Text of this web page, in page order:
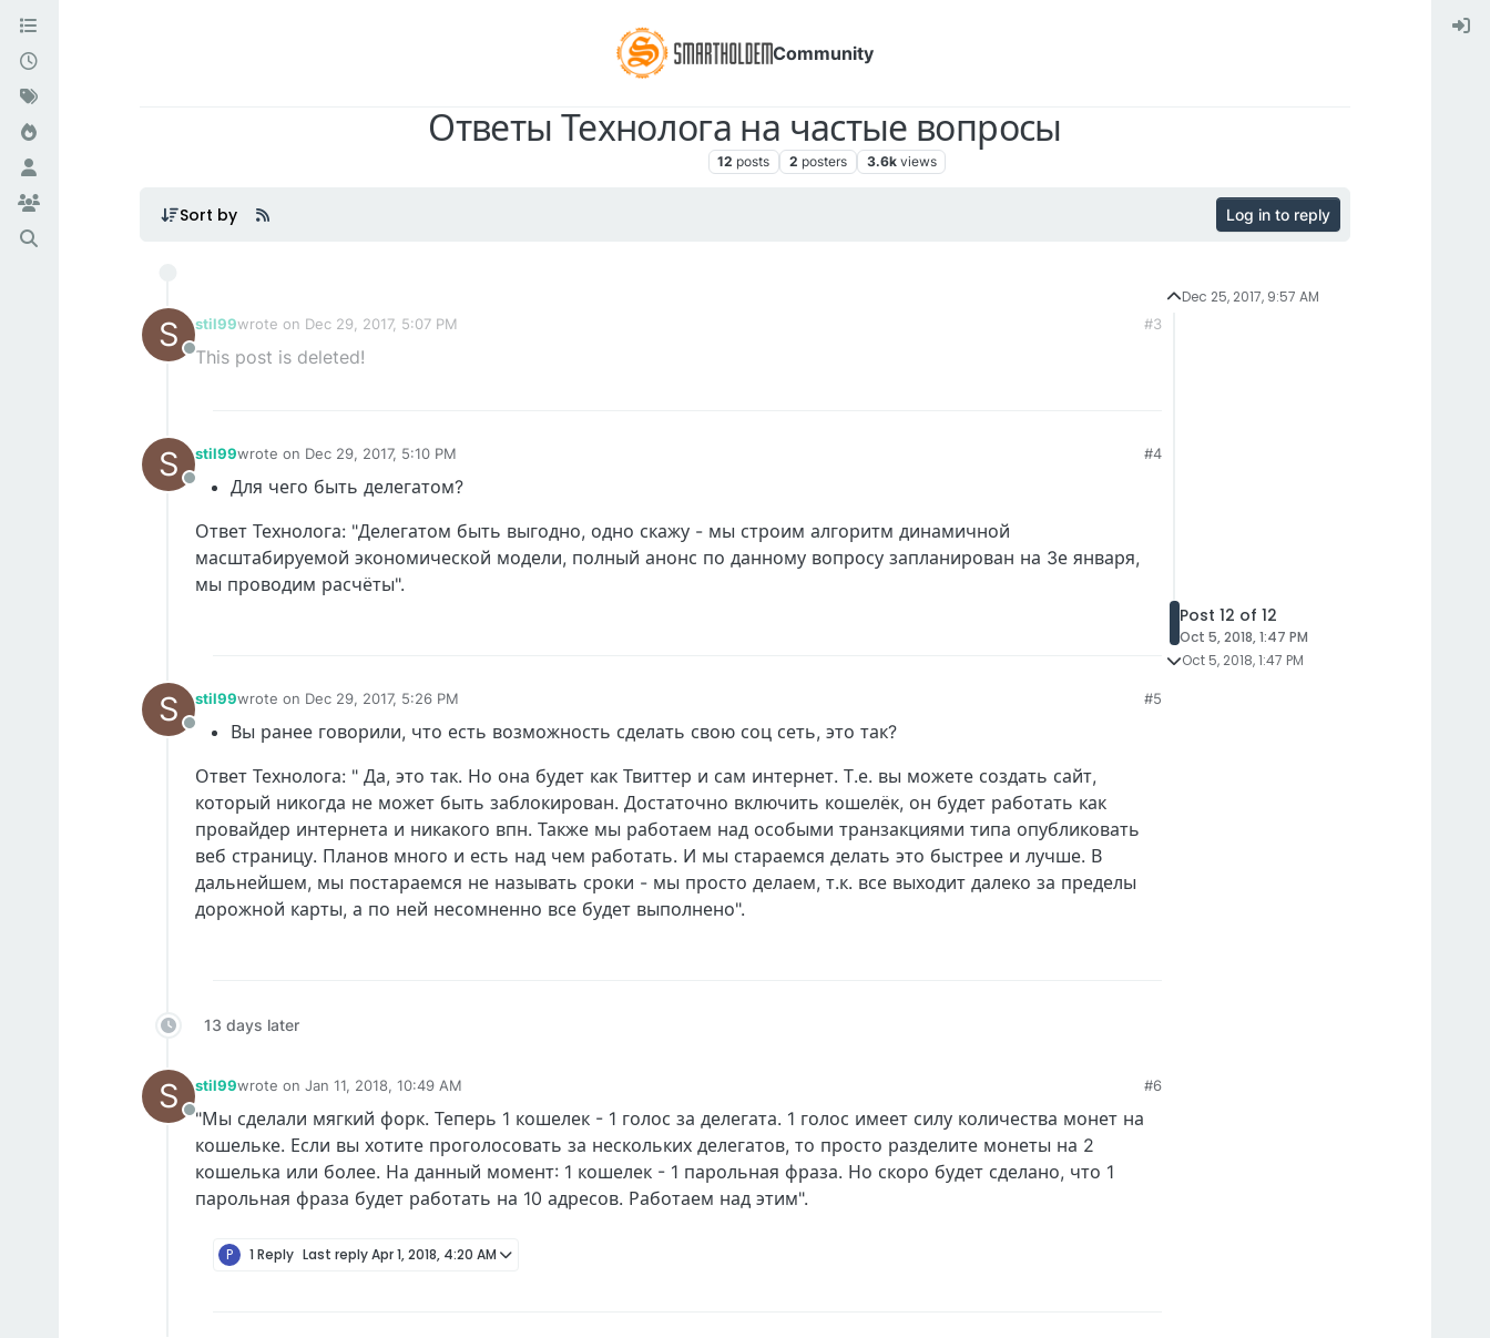
Community
Ответы Технолога на частые вопросы
12 posts 2 posters 3.6k views
Sort by Log in to reply
S
Offline
stil99wrote on Dec 29, 2017, 5:07 PM
last edited by
#3
This post is deleted!
S
Offline
stil99wrote on Dec 29, 2017, 5:10 PM
last edited by
#4
Для чего быть делегатом?
Ответ Технолога: "Делегатом быть выгодно, одно скажу - мы строим алгоритм динамичной
масштабируемой экономической модели, полный анонс по данному вопросу запланирован на 3е января,
мы проводим расчёты".
S
Offline
stil99wrote on Dec 29, 2017, 5:26 PM
last edited by
#5
Вы ранее говорили, что есть возможность сделать свою соц сеть, это так?
Ответ Технолога: " Да, это так. Но она будет как Твиттер и сам интернет. Т.е. вы можете создать сайт,
который никогда не может быть заблокирован. Достаточно включить кошелёк, он будет работать как
провайдер интернета и никакого впн. Также мы работаем над особыми транзакциями типа опубликовать
веб страницу. Планов много и есть над чем работать. И мы стараемся делать это быстрее и лучше. В
дальнейшем, мы постараемся не называть сроки - мы просто делаем, т.к. все выходит далеко за пределы
дорожной карты, а по ней несомненно все будет выполнено".
13 days later
S
Offline
stil99wrote on Jan 11, 2018, 10:49 AM
last edited by
#6
"Мы сделали мягкий форк. Теперь 1 кошелек - 1 голос за делегата. 1 голос имеет силу количества монет на
кошельке. Если вы хотите проголосовать за нескольких делегатов, то просто разделите монеты на 2
кошелька или более. На данный момент: 1 кошелек - 1 парольная фраза. Но скоро будет сделано, что 1
парольная фраза будет работать на 10 адресов. Работаем над этим".
P 1 Reply Last replyApr 1, 2018, 4:20 AM
Dec 25, 2017, 9:57 AM
Post 12 of 12
Oct 5, 2018, 1:47 PM
Oct 5, 2018, 1:47 PM